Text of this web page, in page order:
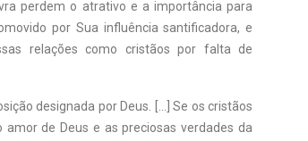
perdem o atrativo e a importância para
por Sua influência santificadora, e
relações como cristãos por falta de
designada por Deus. […] Se os cristãos
de Deus e as preciosas verdades da